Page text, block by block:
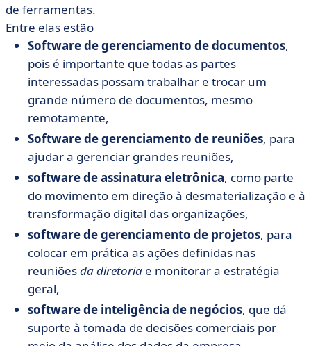
de ferramentas.
Entre elas estão
Software de gerenciamento de documentos,
pois é importante que todas as partes
interessadas possam trabalhar e trocar um
grande número de documentos, mesmo
remotamente,
Software de gerenciamento de reuniões, para
ajudar a gerenciar grandes reuniões,
software de assinatura eletrônica, como parte
do movimento em direção à desmaterialização e à
transformação digital das organizações,
software de gerenciamento de projetos, para
colocar em prática as ações definidas nas
reuniõesda diretoria e monitorar a estratégia
geral,
software de inteligência de negócios, que dá
suporte à tomada de decisões comerciais por